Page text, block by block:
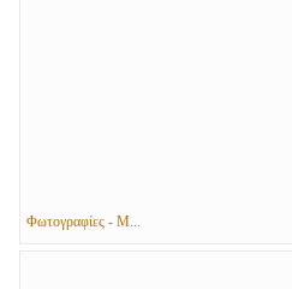
Φωτογραφίες - Μ...